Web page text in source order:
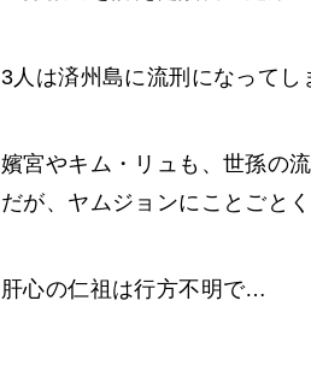
3人は済州島に流刑になってし
嬪宮やキム・リュも、世孫の
だが、ヤムジョンにことごと
肝心の仁祖は行方不明で…